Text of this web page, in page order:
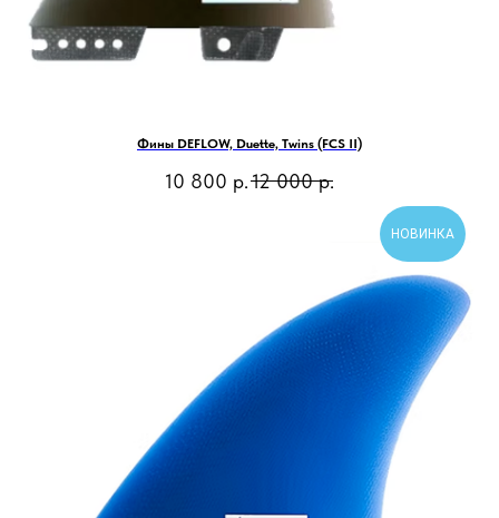
Фины DEFLOW, Duette, Twins (FCS II)
10 800 р.12 000 р.
НОВИНКА